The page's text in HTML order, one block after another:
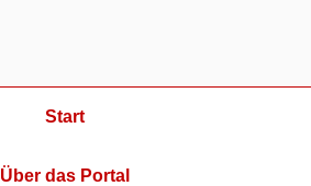
Start
Über das Portal